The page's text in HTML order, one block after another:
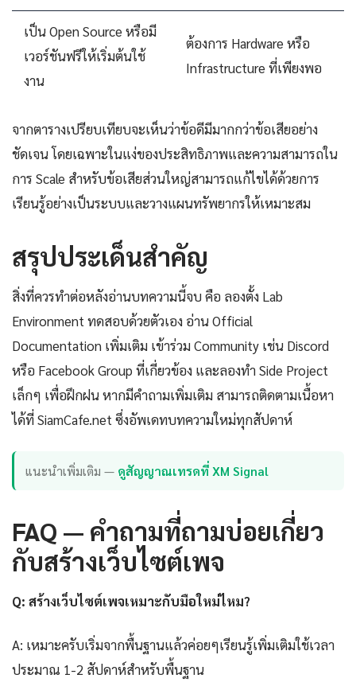
เป็น Open Source หรือมี
เวอร์ชันฟรีให้เริ่มต้นใช้
งาน
ต้องการ Hardware หรือ
Infrastructure ที่เพียงพอ
จากตารางเปรียบเทียบจะเห็นว่าข้อดีมีมากกว่าข้อเสียอย่าง
ชัดเจน โดยเฉพาะในแง่ของประสิทธิภาพและความสามารถใน
การ Scale สำหรับข้อเสียส่วนใหญ่สามารถแก้ไขได้ด้วยการ
เรียนรู้อย่างเป็นระบบและวางแผนทรัพยากรให้เหมาะสม
สรุปประเด็นสำคัญ
สิ่งที่ควรทำต่อหลังอ่านบทความนี้จบ คือ ลองตั้ง Lab
Environment ทดสอบด้วยตัวเอง อ่าน Official
Documentation เพิ่มเติม เข้าร่วม Community เช่น Discord
หรือ Facebook Group ที่เกี่ยวข้อง และลองทำ Side Project
เล็กๆ เพื่อฝึกฝน หากมีคำถามเพิ่มเติม สามารถติดตามเนื้อหา
ได้ที่ SiamCafe.net ซึ่งอัพเดทบทความใหม่ทุกสัปดาห์
แนะนำเพิ่มเติม — ดูสัญญาณเทรดที่ XM Signal
FAQ — คำถามที่ถามบ่อยเกี่ยว
กับสร้างเว็บไซต์เพจ
Q: สร้างเว็บไซต์เพจเหมาะกับมือใหม่ไหม?
A: เหมาะครับเริ่มจากพื้นฐานแล้วค่อยๆเรียนรู้เพิ่มเติมใช้เวลา
ประมาณ 1-2 สัปดาห์สำหรับพื้นฐาน